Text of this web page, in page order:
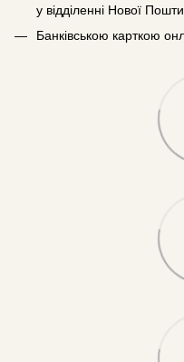
у відділенні Нової
Банківською карткою